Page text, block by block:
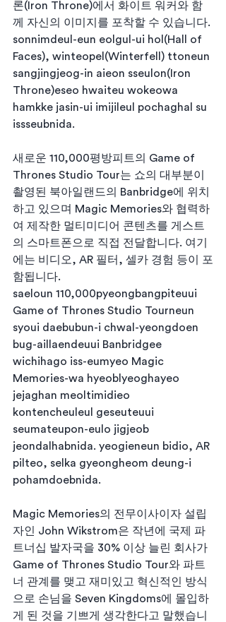
론(Iron Throne)에서 화이트 워커와 함
께 자신의 이미지를 포착할 수 있습니다.
sonnimdeul-eun eolgul-ui hol(Hall of
Faces), winteopel(Winterfell) ttoneun
sangjingjeog-in aieon sseulon(Iron
Throne)eseo hwaiteu wokeowa
hamkke jasin-ui imijileul pochaghal su
issseubnida.
새로운 110,000평방피트의 Game of
Thrones Studio Tour는 쇼의 대부분이
촬영된 북아일랜드의 Banbridge에 위치
하고 있으며 Magic Memories와 협력하
여 제작한 멀티미디어 콘텐츠를 게스트
의 스마트폰으로 직접 전달합니다. 여기
에는 비디오, AR 필터, 셀카 경험 등이 포
함됩니다.
saeloun 110,000pyeongbangpiteuui
Game of Thrones Studio Tourneun
syoui daebubun-i chwal-yeongdoen
bug-aillaendeuui Banbridgee
wichihago iss-eumyeo Magic
Memories-wa hyeoblyeoghayeo
jejaghan meoltimidieo
kontencheuleul geseuteuui
seumateupon-eulo jigjeob
jeondalhabnida. yeogieneun bidio, AR
pilteo, selka gyeongheom deung-i
pohamdoebnida.
Magic Memories의 전무이사이자 설립
자인 John Wikstrom은 작년에 국제 파
트너십 발자국을 30% 이상 늘린 회사가
Game of Thrones Studio Tour와 파트
너 관계를 맺고 재미있고 혁신적인 방식
으로 손님을 Seven Kingdoms에 몰입하
게 된 것을 기쁘게 생각한다고 말했습니